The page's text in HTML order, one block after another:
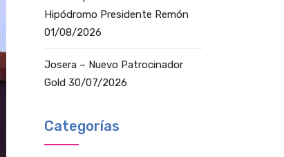
Hipódromo Presidente Remón
01/08/2026
Josera – Nuevo Patrocinador
Gold 30/07/2026
Categorías